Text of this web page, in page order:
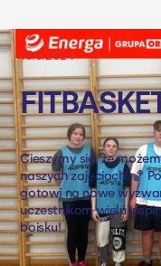
13.5.2024
Cieszymy się, że
naszych zajęciach! 🏀
gotowi na nowe
uczestnikom wielu
boisku!